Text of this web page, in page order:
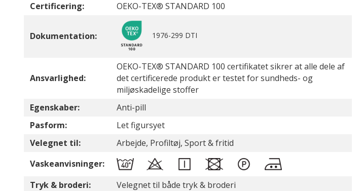
Certificering:
OEKO-TEX® STANDARD 100
Dokumentation: 1976-299 DTI
Ansvarlighed:
OEKO-TEX® STANDARD 100 certifikatet sikrer at alle dele af
det certificerede produkt er testet for sundheds- og
miljøskadelige stoffer
Egenskaber:
Anti-pill
Pasform:
Let figursyet
Velegnet til:
Arbejde, Profiltøj, Sport & fritid
Vaskeanvisninger:
Tryk & broderi:
Velegnet til både tryk & broderi